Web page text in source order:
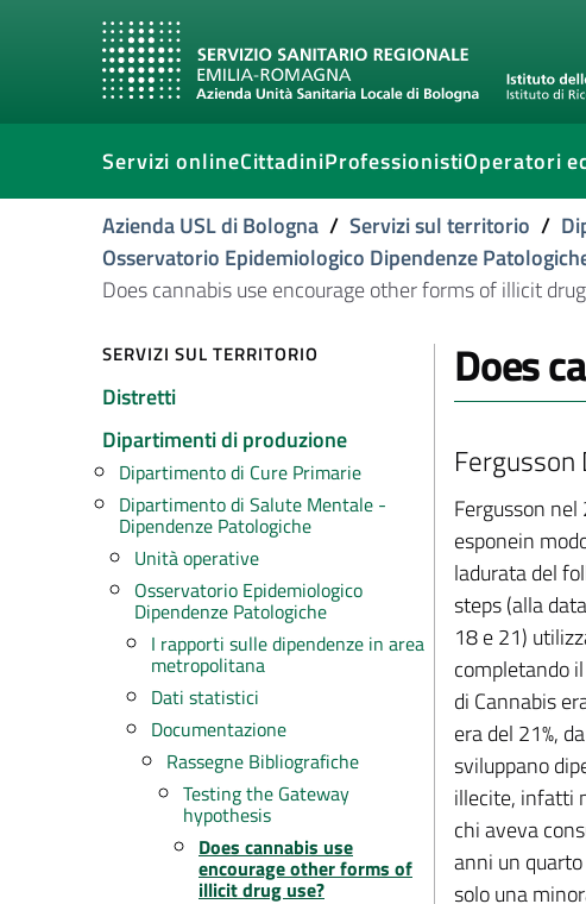
Servizi onlineCittadiniProfessionistiOperatori
Azienda USL di Bologna / Servizi sul territorio /
Osservatorio Epidemiologico Dipendenze
Does cannabis use encourage other forms of illicit
SERVIZI SUL TERRITORIO
Distretti
Dipartimenti di produzione
Dipartimento di Cure Primarie
Dipartimento di Salute Mentale -
Dipendenze Patologiche
Unità operative
Osservatorio Epidemiologico
Dipendenze Patologiche
I rapporti sulle dipendenze in area
metropolitana
Dati statistici
Documentazione
Rassegne Bibliografiche
Testing the Gateway
hypothesis
Does cannabis use
encourage other forms of
illicit drug use?
Does
Fergusson
esponein
ladurata del
steps (alla
18 e 21)
completando
di Cannabis
era del 21%,
sviluppano
illecite, infatti
chi aveva
anni un
solo una